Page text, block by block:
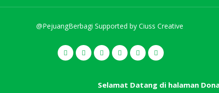
@PejuangBerbagi Supported by Ciuss Creative
Selamat Datang di halaman